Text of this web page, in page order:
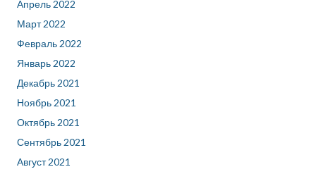
Апрель 2022
Март 2022
Февраль 2022
Январь 2022
Декабрь 2021
Ноябрь 2021
Октябрь 2021
Сентябрь 2021
Август 2021